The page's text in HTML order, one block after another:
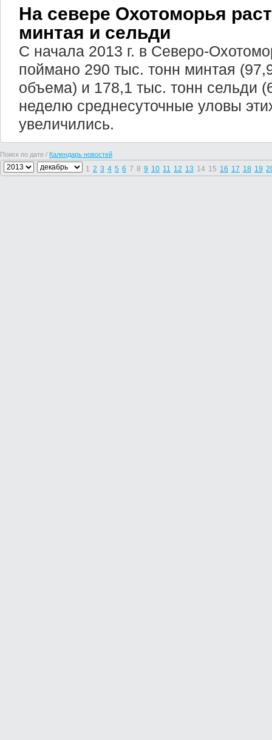
На севере Охотоморья
минтая и сельди
С начала 2013 г. в Северо-
поймано 290 тыс. тонн минтая
объема) и 178,1 тыс. тонн сельди
неделю среднесуточные уловы
увеличились.
Поиск по дате / Календарь новостей
1 2 3 4 5 6 7 8 9 10 11 12 13 14 15 16 17 18 19